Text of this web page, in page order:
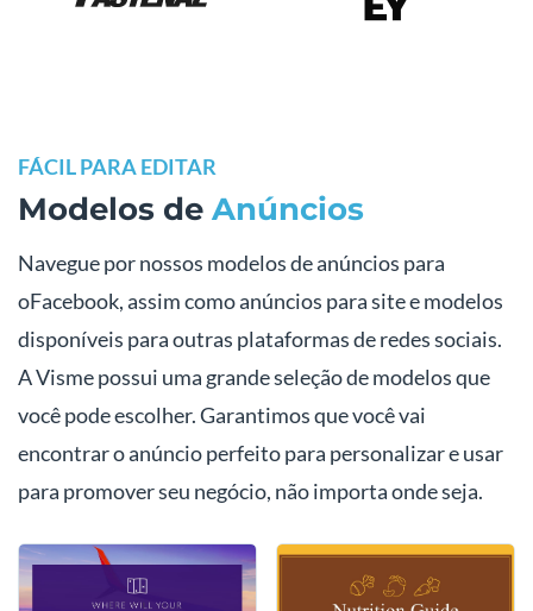
FÁCIL PARA EDITAR
Modelos de Anúncios
Navegue por nossos modelos de anúncios para
oFacebook, assim como anúncios para site e modelos
disponíveis para outras plataformas de redes sociais.
A Visme possui uma grande seleção de modelos que
você pode escolher. Garantimos que você vai
encontrar o anúncio perfeito para personalizar e usar
para promover seu negócio, não importa onde seja.